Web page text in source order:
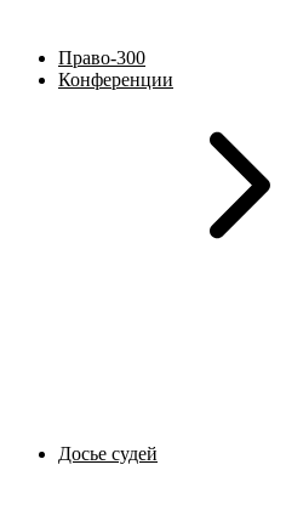
Право-300
Конференции
Досье судей